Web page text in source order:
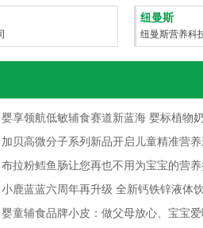
纽曼斯
纽曼斯营养科
婴享领航低敏辅食赛道新蓝海 婴标植物
加贝高微分子系列新品开启儿童精准营
布拉粉鳕鱼肠让您再也不用为宝宝的营
小鹿蓝蓝六周年再升级 全新钙铁锌液体
婴童辅食品牌小皮：做父母放心、宝宝